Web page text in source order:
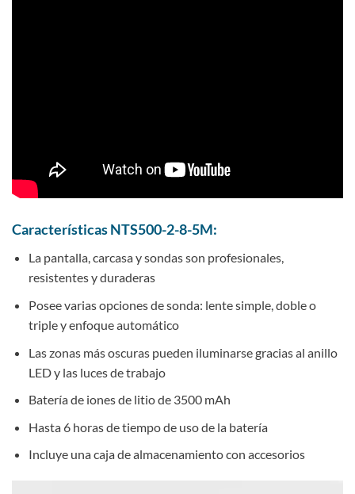
Características NTS500-2-8-5M:
La pantalla, carcasa y sondas son profesionales,
resistentes y duraderas
Posee varias opciones de sonda: lente simple, doble o
triple y enfoque automático
Las zonas más oscuras pueden iluminarse gracias al anillo
LED y las luces de trabajo
Batería de iones de litio de 3500 mAh
Hasta 6 horas de tiempo de uso de la batería
Incluye una caja de almacenamiento con accesorios